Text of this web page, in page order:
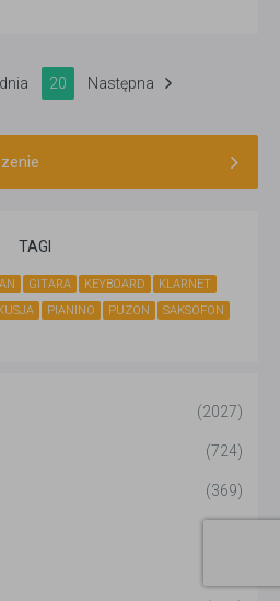
20 Następna
TAGI
GITARA KEYBOARD
KLARNET
PIANINO PUZON
SAKSOFON
(2027)
(724)
(369)